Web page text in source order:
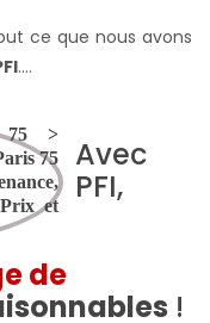
ce que nous avons
….
Avec
PFI,
de
!